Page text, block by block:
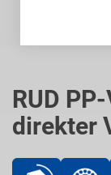
RUD
direkter
Anfang
der
Bildgalerie